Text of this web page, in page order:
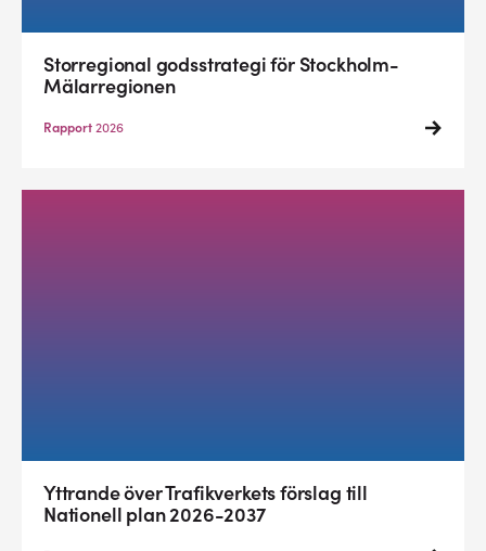
Storregional godsstrategi för Stockholm-
Mälarregionen
Rapport 2026
Yttrande över Trafikverkets förslag till
Nationell plan 2026-2037